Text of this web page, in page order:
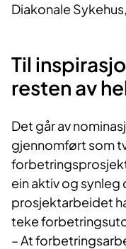
Diakonale
Til
resten av
Det går av
gjennomført som
ein aktiv og synleg
prosjektarbeidet
teke
– At